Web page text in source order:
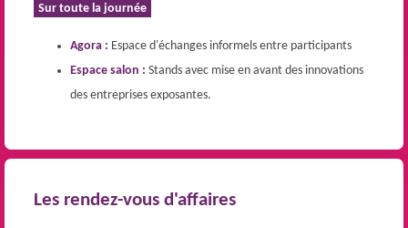
Sur toute la journée
Agora : Espace d'échanges informels entre participants
Espace salon : Stands avec mise en avant des innovations
des entreprises exposantes.
Les rendez-vous d'affaires